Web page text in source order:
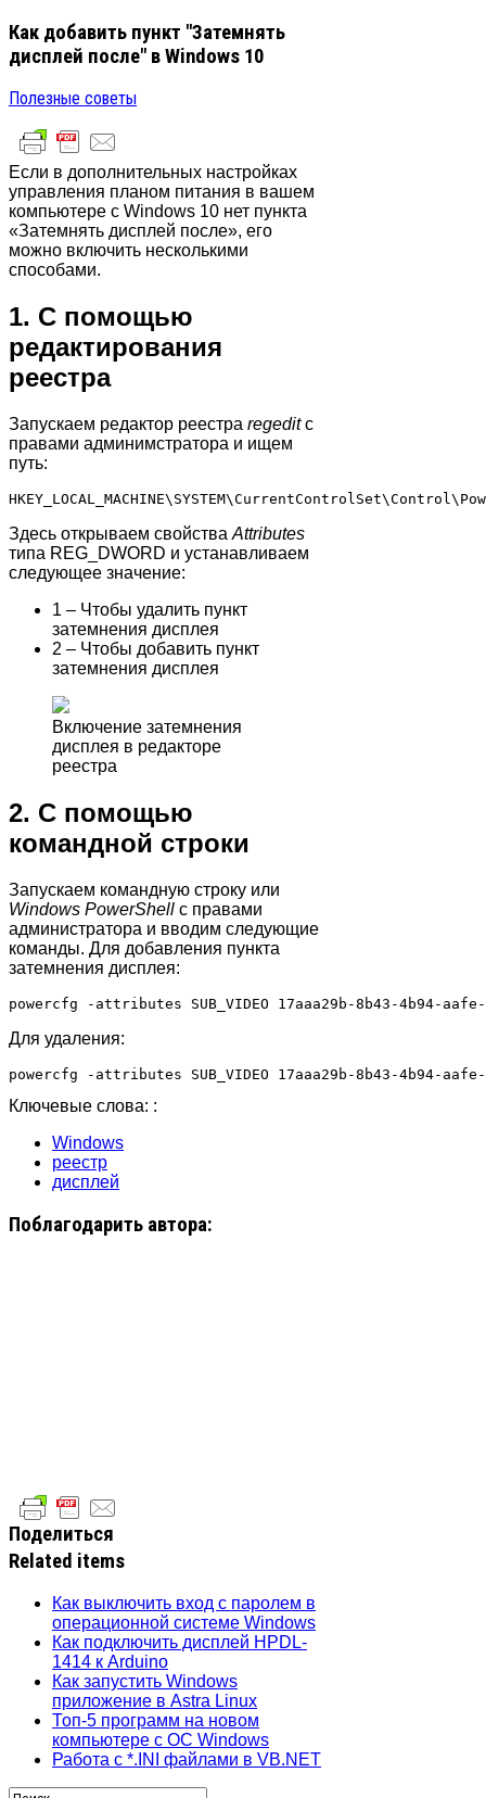
Как добавить пункт "Затемнять
дисплей после" в Windows 10
Полезные советы
Если в дополнительных настройках
управления планом питания в вашем
компьютере с Windows 10 нет пункта
«Затемнять дисплей после», его
можно включить несколькими
способами.
1. С помощью
редактирования
реестра
Запускаем редактор реестра regeditс
правами админимстратора и ищем
путь:
Здесь открываем свойства Attributes
типа REG_DWORD и устанавливаем
следующее значение:
1 – Чтобы удалить пункт
затемнения дисплея
2 – Чтобы добавить пункт
затемнения дисплея
Включение затемнения
дисплея в редакторе
реестра
2. С помощью
командной строки
Запускаем командную строку или
Windows PowerShell с правами
администратора и вводим следующие
команды. Для добавления пункта
затемнения дисплея:
Для удаления:
Ключевые слова: :
Windows
реестр
дисплей
Поблагодарить автора:
Поделиться
Related items
Как выключить вход с паролем в
операционной системе Windows
Как подключить дисплей HPDL-
1414 к Arduino
Как запустить Windows
приложение в Astra Linux
Топ-5 программ на новом
компьютере с ОС Windows
Работа с *.INI файлами в VB.NET